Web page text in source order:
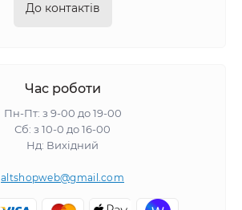
До контактів
Час роботи
Пн-Пт: з 9-00 до 19-00
Сб: з 10-0 до 16-00
Нд: Вихідний
altshopweb@gmail.com